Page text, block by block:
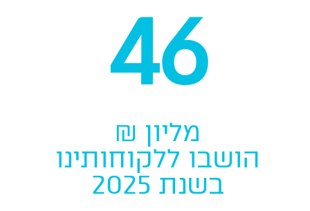
46
מליון ₪
הושבו ללקוחותינו
בשנת 2025